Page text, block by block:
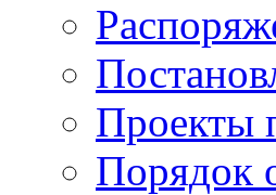
Проекты
Порядок